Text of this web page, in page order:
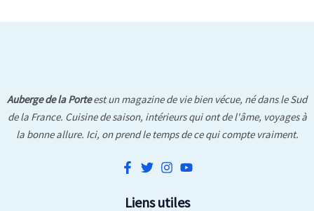
Auberge de la Porteest un magazine de vie bien vécue, né dans le Sud
de la France. Cuisine de saison, intérieurs qui ont de l'âme, voyages à
la bonne allure. Ici, on prend le temps de ce qui compte vraiment.
Liens utiles